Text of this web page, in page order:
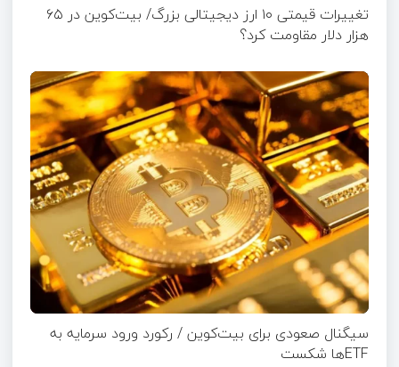
تغییرات قیمتی ۱۰ ارز دیجیتالی بزرگ/ بیت‌کوین در ۶۵
هزار دلار مقاومت کرد؟
سیگنال صعودی برای بیت‌کوین / رکورد ورود سرمایه به
ETFها شکست